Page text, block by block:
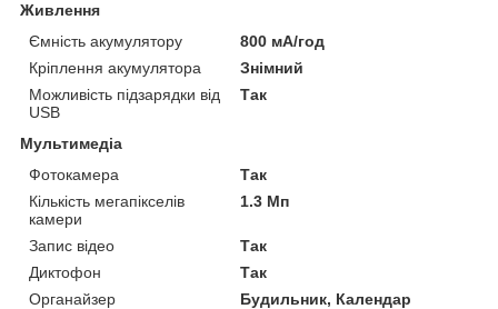
Живлення
Ємність акумулятору
800 мА/год
Кріплення акумулятора
Знімний
Можливість підзарядки від
USB
Так
Мультимедіа
Фотокамера
Так
Кількість мегапікселів
камери
1.3 Мп
Запис відео
Так
Диктофон
Так
Органайзер
Будильник, Календар